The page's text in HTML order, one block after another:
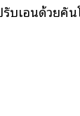
บเอนด้วยคั